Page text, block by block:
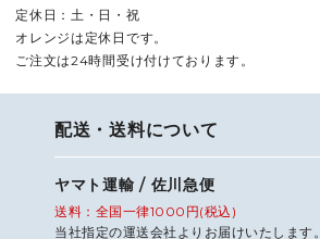
定休日：土・日・祝
オレンジは定休日です。
ご注文は24時間受け付けております。
配送・送料について
ヤマト運輸 / 佐川急便
送料：全国一律1000円(税込)
当社指定の運送会社よりお届けいたします。